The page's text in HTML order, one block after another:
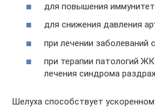
для повышения
для снижения давления
при лечении заболеваний
при терапии патологий
лечения синдрома
Шелуха способствует